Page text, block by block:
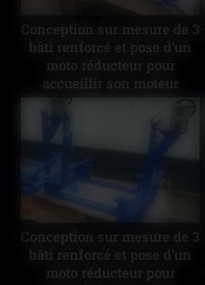
Conception sur mesure de 3
bâti renforcé et pose d’un
moto réducteur pour
accueillir son moteur
thermique #industrie
Conception sur mesure de 3
bâti renforcé et pose d’un
moto réducteur pour